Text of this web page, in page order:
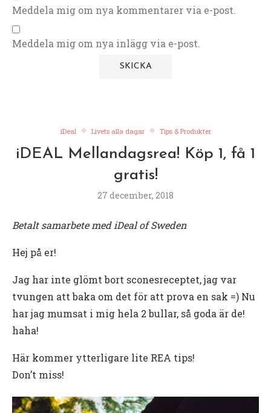
Meddela mig om nya kommentarer via e-post.
Meddela mig om nya inlägg via e-post.
iDeal Livets alla dagar Tips & Produkter
iDEAL Mellandagsrea! Köp 1, få 1
gratis!
27 december, 2018
Betalt samarbete med iDeal of Sweden
Hej på er!
Jag har inte glömt bort sconesreceptet, jag var
tvungen att baka om det för att prova en sak =) Nu
har jag mumsat i mig hela 2 bullar, så goda är de!
haha!
Här kommer ytterligare lite REA tips!
Don’t miss!